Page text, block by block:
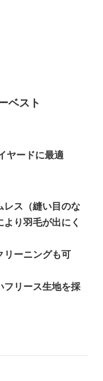
ベスト
ヤードに最適
レス（縫い目のな
り羽毛が出にく
リーニングも可
フリース生地を採